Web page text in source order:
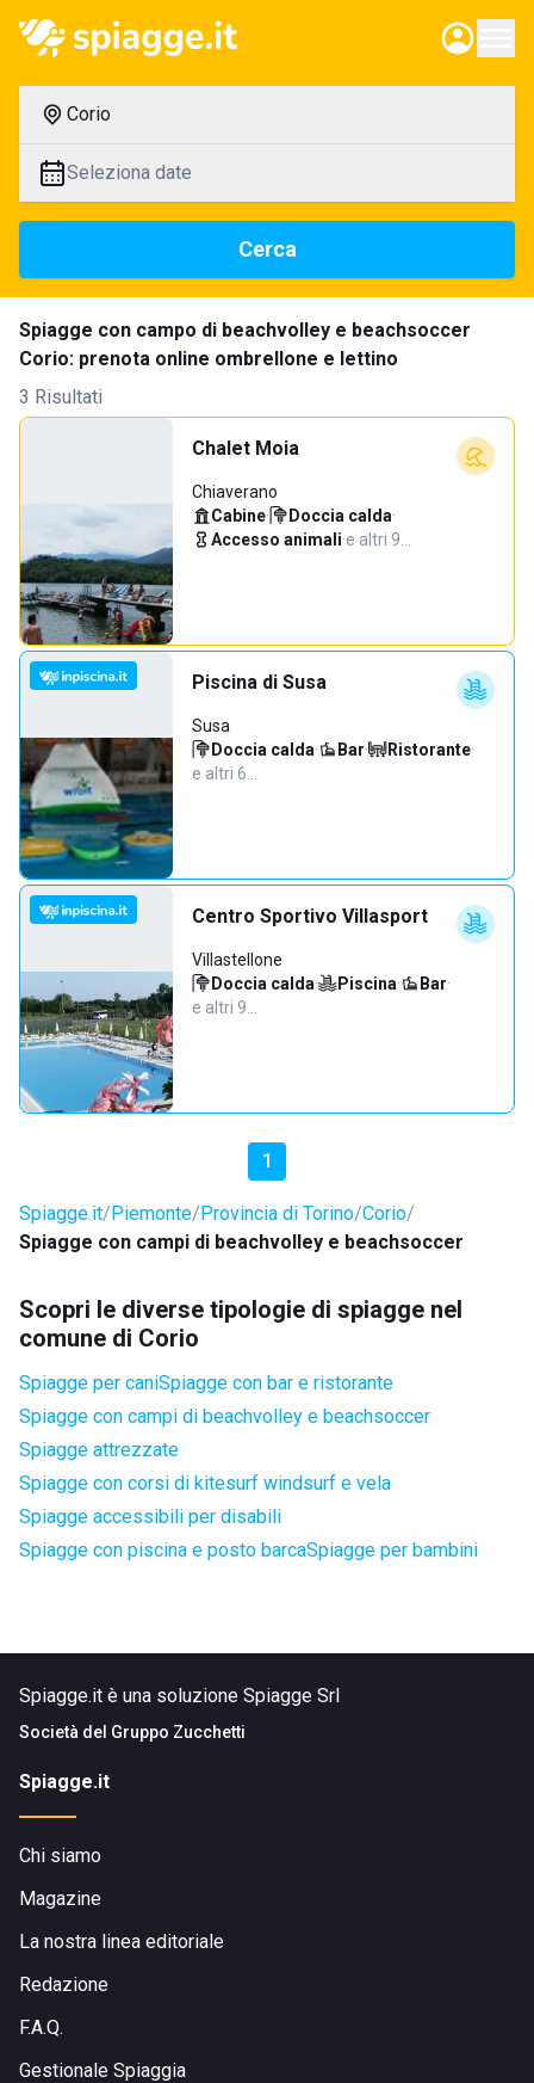
Corio
Seleziona date
Cerca
Spiagge con campo di beachvolley e beachsoccer
Corio: prenota online ombrellone e lettino
3 Risultati
Chalet Moia
Chiaverano
Cabine· Doccia calda·
Accesso animali·e altri 9…
Piscina di Susa
Susa
Doccia calda· Bar· Ristorante·
e altri 6…
Centro Sportivo Villasport
Villastellone
Doccia calda· Piscina· Bar·
e altri 9…
1
Spiagge.it Piemonte Provincia di Torino Corio
Spiagge con campi di beachvolley e beachsoccer
Scopri le diverse tipologie di spiagge nel
comune di Corio
Spiagge per caniSpiagge con bar e ristorante
Spiagge con campi di beachvolley e beachsoccer
Spiagge attrezzate
Spiagge con corsi di kitesurf windsurf e vela
Spiagge accessibili per disabili
Spiagge con piscina e posto barcaSpiagge per bambini
Spiagge.it è una soluzione Spiagge Srl
Società del Gruppo Zucchetti
Spiagge.it
Chi siamo
Magazine
La nostra linea editoriale
Redazione
F.A.Q.
Gestionale Spiaggia